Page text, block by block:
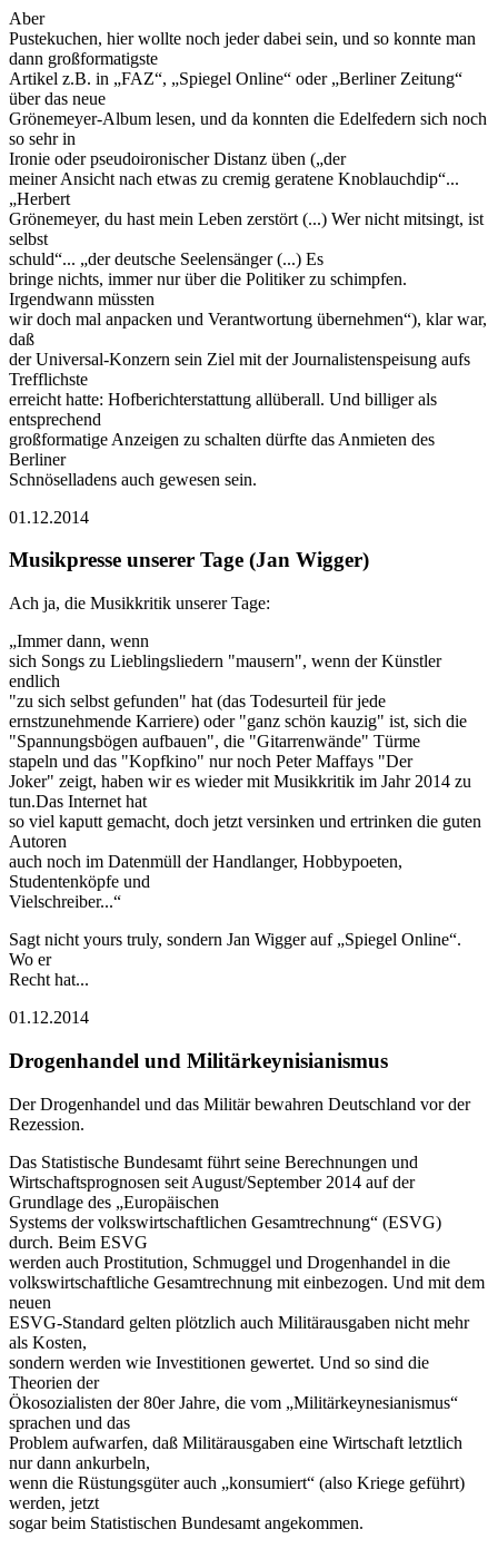
Aber
Pustekuchen, hier wollte noch jeder dabei sein, und so konnte man
dann großformatigste
Artikel z.B. in „FAZ“, „Spiegel Online“ oder „Berliner Zeitung“
über das neue
Grönemeyer-Album lesen, und da konnten die Edelfedern sich noch
so sehr in
Ironie oder pseudoironischer Distanz üben („der
meiner Ansicht nach etwas zu cremig geratene Knoblauchdip“...
„Herbert
Grönemeyer, du hast mein Leben zerstört (...) Wer nicht mitsingt, ist
selbst
schuld“... „der deutsche Seelensänger (...) Es
bringe nichts, immer nur über die Politiker zu schimpfen.
Irgendwann müssten
wir doch mal anpacken und Verantwortung übernehmen“), klar war,
daß
der Universal-Konzern sein Ziel mit der Journalistenspeisung aufs
Trefflichste
erreicht hatte: Hofberichterstattung allüberall. Und billiger als
entsprechend
großformatige Anzeigen zu schalten dürfte das Anmieten des
Berliner
Schnöselladens auch gewesen sein.
01.12.2014
Musikpresse unserer Tage (Jan Wigger)
Ach ja, die Musikkritik unserer Tage:
„Immer dann, wenn
sich Songs zu Lieblingsliedern "mausern", wenn der Künstler
endlich
"zu sich selbst gefunden" hat (das Todesurteil für jede
ernstzunehmende Karriere) oder "ganz schön kauzig" ist, sich die
"Spannungsbögen aufbauen", die "Gitarrenwände" Türme
stapeln und das "Kopfkino" nur noch Peter Maffays "Der
Joker" zeigt, haben wir es wieder mit Musikkritik im Jahr 2014 zu
tun.Das Internet hat
so viel kaputt gemacht, doch jetzt versinken und ertrinken die guten
Autoren
auch noch im Datenmüll der Handlanger, Hobbypoeten,
Studentenköpfe und
Vielschreiber...“
Sagt nicht yours truly, sondern Jan Wigger auf „Spiegel Online“.
Wo er
Recht hat...
01.12.2014
Drogenhandel und Militärkeynisianismus
Der Drogenhandel und das Militär bewahren Deutschland vor der
Rezession.
Das Statistische Bundesamt führt seine Berechnungen und
Wirtschaftsprognosen seit August/September 2014 auf der
Grundlage des „Europäischen
Systems der volkswirtschaftlichen Gesamtrechnung“ (ESVG)
durch. Beim ESVG
werden auch Prostitution, Schmuggel und Drogenhandel in die
volkswirtschaftliche Gesamtrechnung mit einbezogen. Und mit dem
neuen
ESVG-Standard gelten plötzlich auch Militärausgaben nicht mehr
als Kosten,
sondern werden wie Investitionen gewertet. Und so sind die
Theorien der
Ökosozialisten der 80er Jahre, die vom „Militärkeynesianismus“
sprachen und das
Problem aufwarfen, daß Militärausgaben eine Wirtschaft letztlich
nur dann ankurbeln,
wenn die Rüstungsgüter auch „konsumiert“ (also Kriege geführt)
werden, jetzt
sogar beim Statistischen Bundesamt angekommen.